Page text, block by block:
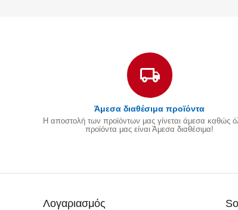
Άμεσα διαθέσιμα προϊόντα
Η αποστολή των προϊόντων μας γίνεται άμεσα καθώς
προϊόντα μας είναι Άμεσα διαθέσιμα!
Λογαριασμός